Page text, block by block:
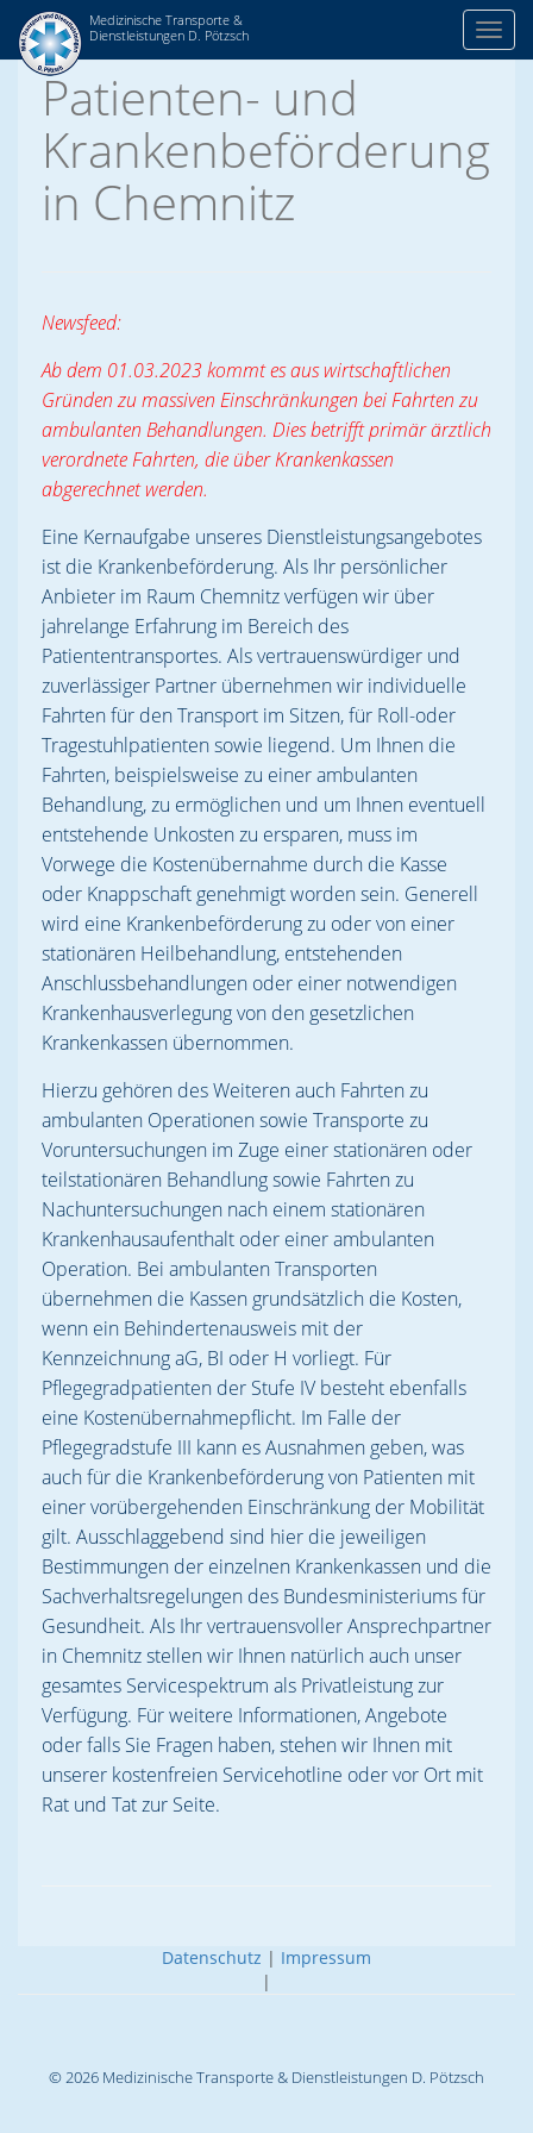
Skip
content
Medizinische Transporte &
Dienstleistungen D. Pötzsch
Patienten- und
Krankenbeförderung
in Chemnitz
Newsfeed:
Ab dem 01.03.2023 kommt es aus wirtschaftlichen
Gründen zu massiven Einschränkungen bei Fahrten zu
ambulanten Behandlungen. Dies betrifft primär ärztlich
verordnete Fahrten, die über Krankenkassen
abgerechnet werden.
Eine Kernaufgabe unseres Dienstleistungsangebotes
ist die Krankenbeförderung. Als Ihr persönlicher
Anbieter im Raum Chemnitz verfügen wir über
jahrelange Erfahrung im Bereich des
Patiententransportes. Als vertrauenswürdiger und
zuverlässiger Partner übernehmen wir individuelle
Fahrten für den Transport im Sitzen, für Roll-oder
Tragestuhlpatienten sowie liegend. Um Ihnen die
Fahrten, beispielsweise zu einer ambulanten
Behandlung, zu ermöglichen und um Ihnen eventuell
entstehende Unkosten zu ersparen, muss im
Vorwege die Kostenübernahme durch die Kasse
oder Knappschaft genehmigt worden sein. Generell
wird eine Krankenbeförderung zu oder von einer
stationären Heilbehandlung, entstehenden
Anschlussbehandlungen oder einer notwendigen
Krankenhausverlegung von den gesetzlichen
Krankenkassen übernommen.
Hierzu gehören des Weiteren auch Fahrten zu
ambulanten Operationen sowie Transporte zu
Voruntersuchungen im Zuge einer stationären oder
teilstationären Behandlung sowie Fahrten zu
Nachuntersuchungen nach einem stationären
Krankenhausaufenthalt oder einer ambulanten
Operation. Bei ambulanten Transporten
übernehmen die Kassen grundsätzlich die Kosten,
wenn ein Behindertenausweis mit der
Kennzeichnung aG, BI oder H vorliegt. Für
Pflegegradpatienten der Stufe IV besteht ebenfalls
eine Kostenübernahmepflicht. Im Falle der
Pflegegradstufe III kann es Ausnahmen geben, was
auch für die Krankenbeförderung von Patienten mit
einer vorübergehenden Einschränkung der Mobilität
gilt. Ausschlaggebend sind hier die jeweiligen
Bestimmungen der einzelnen Krankenkassen und die
Sachverhaltsregelungen des Bundesministeriums für
Gesundheit. Als Ihr vertrauensvoller Ansprechpartner
in Chemnitz stellen wir Ihnen natürlich auch unser
gesamtes Servicespektrum als Privatleistung zur
Verfügung. Für weitere Informationen, Angebote
oder falls Sie Fragen haben, stehen wir Ihnen mit
unserer kostenfreien Servicehotline oder vor Ort mit
Rat und Tat zur Seite.
Datenschutz | Impressum
|
© 2026 Medizinische Transporte & Dienstleistungen D. Pötzsch